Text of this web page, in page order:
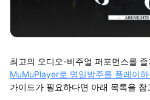
최고의 오디오-비주얼 퍼포먼스를 즐
MuMuPlayer로 명일방주를 플레이하
가이드가 필요하다면 아래 목록을 참